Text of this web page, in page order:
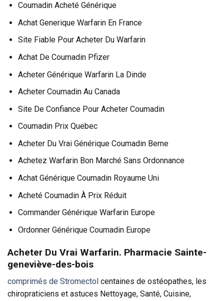
Coumadin Acheté Générique
Achat Generique Warfarin En France
Site Fiable Pour Acheter Du Warfarin
Achat De Coumadin Pfizer
Acheter Générique Warfarin La Dinde
Acheter Coumadin Au Canada
Site De Confiance Pour Acheter Coumadin
Coumadin Prix Quebec
Acheter Du Vrai Générique Coumadin Berne
Achetez Warfarin Bon Marché Sans Ordonnance
Achat Générique Coumadin Royaume Uni
Acheté Coumadin À Prix Réduit
Commander Générique Warfarin Europe
Ordonner Générique Coumadin Europe
Acheter Du Vrai Warfarin. Pharmacie Sainte-
geneviève-des-bois
comprimés de Stromectol centaines de ostéopathes, les
chiropraticiens et astuces Nettoyage, Santé, Cuisine,